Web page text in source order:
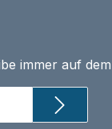
immer auf